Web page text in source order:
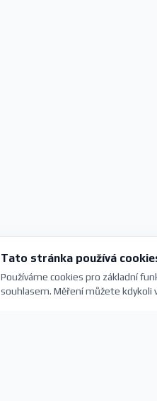
Tato stránka používá
Používáme cookies pro základní
souhlasem. Měření můžete kdykoli